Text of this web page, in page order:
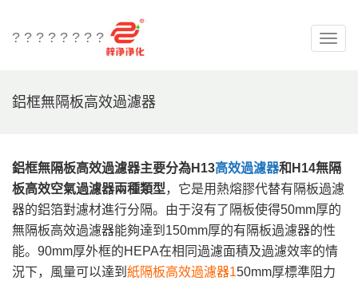
? ? ? ? ? ? ? ?
鋁框無隔板高效過濾器
鋁框無隔板高效過濾器主要分為H13高效過濾器和H14無隔
板高效空氣過濾器兩種類型，它是用熱熔膠代替有隔板過濾
器的鋁箔對濾材進行分隔。由于沒有了隔板使得50mm厚的
無隔板高效過濾器能夠達到150mm厚的有隔板過濾器的性
能。90mm厚外框的HEPA在相同過濾面積及過濾效率的情
況下，風量可以達到 紙隔板高效過濾器150mm厚標準阻力